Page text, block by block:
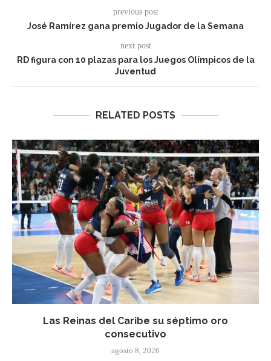
previous post
José Ramírez gana premio Jugador de la Semana
next post
RD figura con 10 plazas para los Juegos Olímpicos de la
Juventud
RELATED POSTS
Las Reinas del Caribe su séptimo oro
consecutivo
agosto 8, 2026